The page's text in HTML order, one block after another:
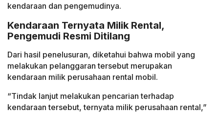
kendaraan dan pengemudinya.
Kendaraan Ternyata Milik Rental,
Pengemudi Resmi Ditilang
Dari hasil penelusuran, diketahui bahwa mobil yang
melakukan pelanggaran tersebut merupakan
kendaraan milik perusahaan rental mobil.
“Tindak lanjut melakukan pencarian terhadap
kendaraan tersebut, ternyata milik perusahaan rental,”